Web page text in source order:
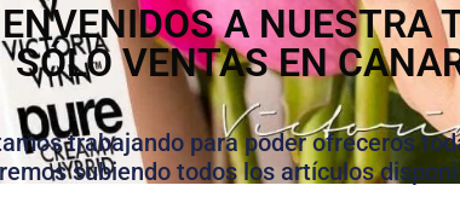
A NUESTRA
SÓLO VENTAS EN
trabajando para poder ofreceros
subiendo todos los artículos